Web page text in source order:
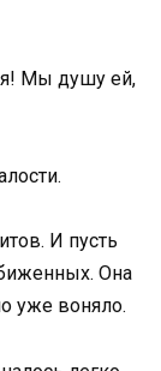
Мы душу ей,
И пусть
Она
уже воняло.